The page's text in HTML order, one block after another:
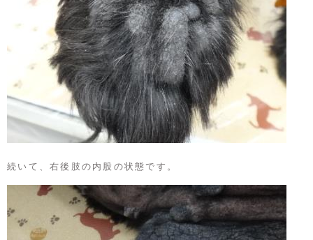
続いて、右後肢の内股の状態です。